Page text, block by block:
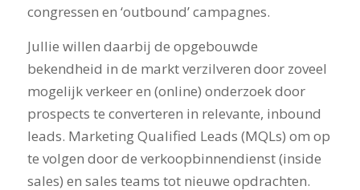
congressen en ‘outbound’ campagnes.
Jullie willen daarbij de opgebouwde
bekendheid in de markt verzilveren door zoveel
mogelijk verkeer en (online) onderzoek door
prospects te converteren in relevante, inbound
leads. Marketing Qualified Leads (MQLs) om op
te volgen door de verkoopbinnendienst (inside
sales) en sales teams tot nieuwe opdrachten.